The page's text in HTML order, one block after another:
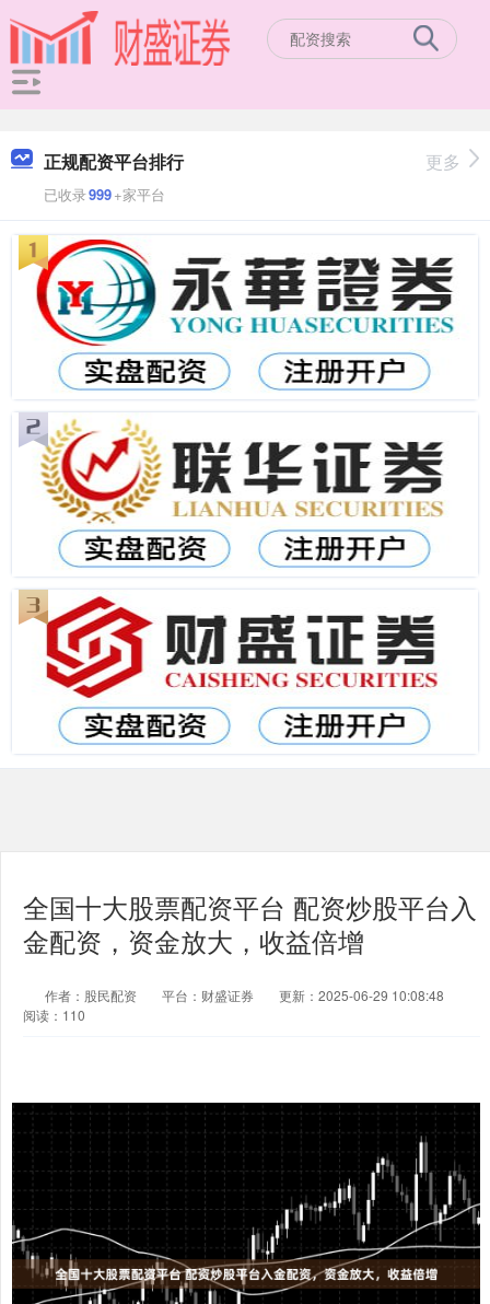
正规配资平台排行
已收录999+家平台
更多
全国十大股票配资平台 配资炒股平台入
金配资，资金放大，收益倍增
作者：股民配资 平台：财盛证券
更新：2025-06-29 10:08:48
阅读：110